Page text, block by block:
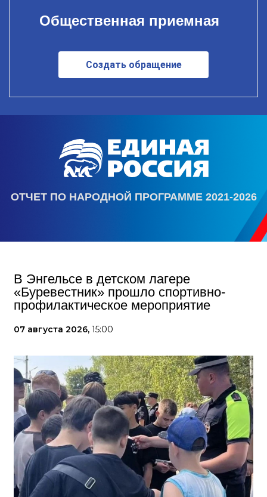
Общественная приемная
Создать обращение
ОТЧЕТ ПО НАРОДНОЙ ПРОГРАММЕ 2021-2026
В Энгельсе в детском лагере
«Буревестник» прошло спортивно-
профилактическое мероприятие
07 августа 2026, 15:00